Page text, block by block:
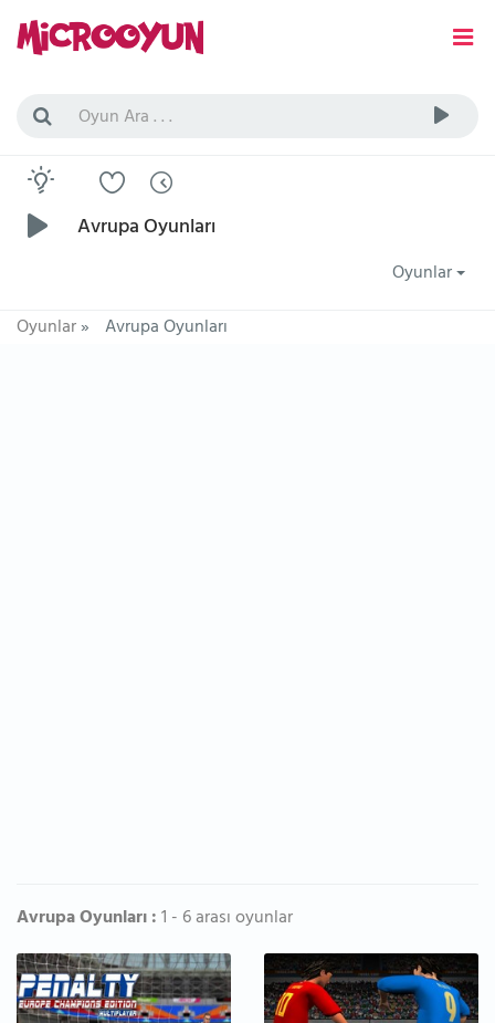
Avrupa Oyunları
Oyunlar
Oyunlar» Avrupa Oyunları
Avrupa Oyunları :1 - 6 arası oyunlar